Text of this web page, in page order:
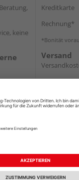
keine
Kreditkarte
Rechnung*
*Bonität
Versand
Widerruf